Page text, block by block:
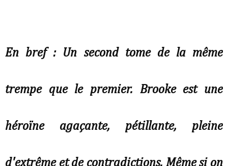
En bref : Un second tome de la même
trempe que le premier. Brooke est une
héroïne agaçante, pétillante, pleine
d'extrême et de contradictions. Même si on